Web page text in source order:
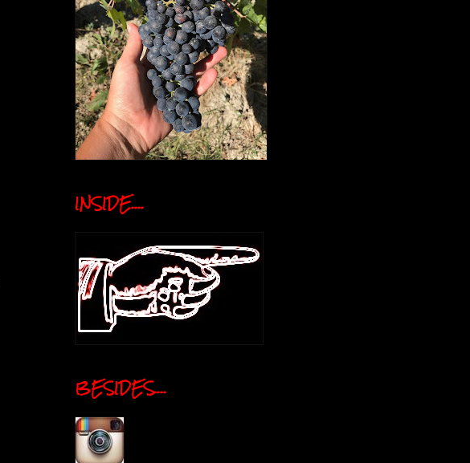
INSIDE....
BESIDES....